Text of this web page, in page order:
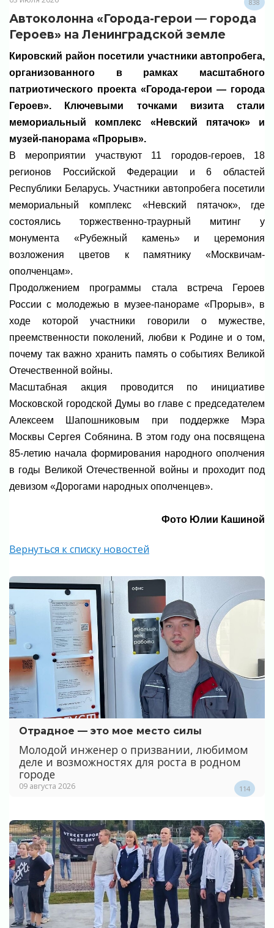
838
Автоколонна «Города-герои — города
Героев» на Ленинградской земле
Кировский район посетили участники автопробега,
организованного в рамках масштабного
патриотического проекта «Города-герои — города
Героев». Ключевыми точками визита стали
мемориальный комплекс «Невский пятачок» и
музей-панорама «Прорыв».
В мероприятии участвуют 11 городов-героев, 18
регионов Российской Федерации и 6 областей
Республики Беларусь. Участники автопробега посетили
мемориальный комплекс «Невский пятачок», где
состоялись торжественно-траурный митинг у
монумента «Рубежный камень» и церемония
возложения цветов к памятнику «Москвичам-
ополченцам».
Продолжением программы стала встреча Героев
России с молодежью в музее-панораме «Прорыв», в
ходе которой участники говорили о мужестве,
преемственности поколений, любви к Родине и о том,
почему так важно хранить память о событиях Великой
Отечественной войны.
Масштабная акция проводится по инициативе
Московской городской Думы во главе с председателем
Алексеем Шапошниковым при поддержке Мэра
Москвы Сергея Собянина. В этом году она посвящена
85-летию начала формирования народного ополчения
в годы Великой Отечественной войны и проходит под
девизом «Дорогами народных ополченцев».
Фото Юлии Кашиной
Вернуться к списку новостей
Отрадное — это мое место силы
Молодой инженер о призвании, любимом
деле и возможностях для роста в родном
городе
09 августа 2026 114